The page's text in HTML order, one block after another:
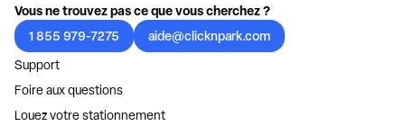
Vous ne trouvez pas ce que vous cherchez ?
1 855 979-7275
aide@clicknpark.com
Support
Foire aux questions
Louez votre stationnement